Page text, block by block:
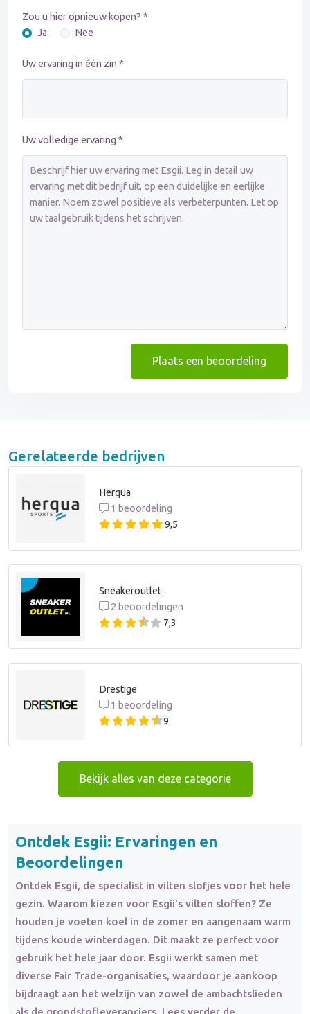
Zou u hier opnieuw kopen? *
Ja
Nee
Uw ervaring in één zin *
Uw volledige ervaring *
Plaats een beoordeling
Gerelateerde bedrijven
Herqua
1 beoordeling
9,5
Sneakeroutlet
2 beoordelingen
7,3
Drestige
1 beoordeling
9
Bekijk alles van deze categorie
Ontdek Esgii: Ervaringen en
Beoordelingen
Ontdek Esgii, de specialist in vilten slofjes voor het hele
gezin. Waarom kiezen voor Esgii's vilten sloffen? Ze
houden je voeten koel in de zomer en aangenaam warm
tijdens koude winterdagen. Dit maakt ze perfect voor
gebruik het hele jaar door. Esgii werkt samen met
diverse Fair Trade-organisaties, waardoor je aankoop
bijdraagt aan het welzijn van zowel de ambachtslieden
als de grondstofleveranciers. Lees verder de